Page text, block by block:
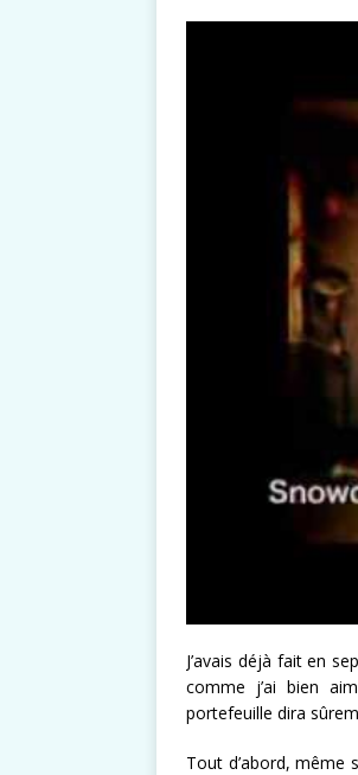
J’avais déjà fait en
comme j’ai bien
portefeuille dira
Tout d’abord, même